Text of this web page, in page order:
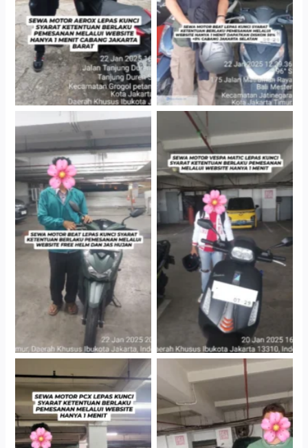
Cityplaza Jatinegara
Gedung Parkir P6A
Cityplaza Jatinegara
Gedung Parkir P6A